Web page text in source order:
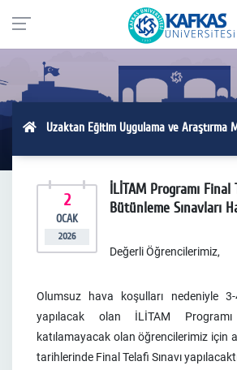
Uzaktan Eğitim Uygulama ve Araştırma
2
OCAK
2026
İLİTAM Programı
Bütünleme Sınavları
Değerli Öğrencilerimiz,
Olumsuz hava koşulları nedeniyle
yapılacak olan İLİTAM Programı
katılamayacak olan öğrencilerimiz için
tarihlerinde Final Telafi Sınavı